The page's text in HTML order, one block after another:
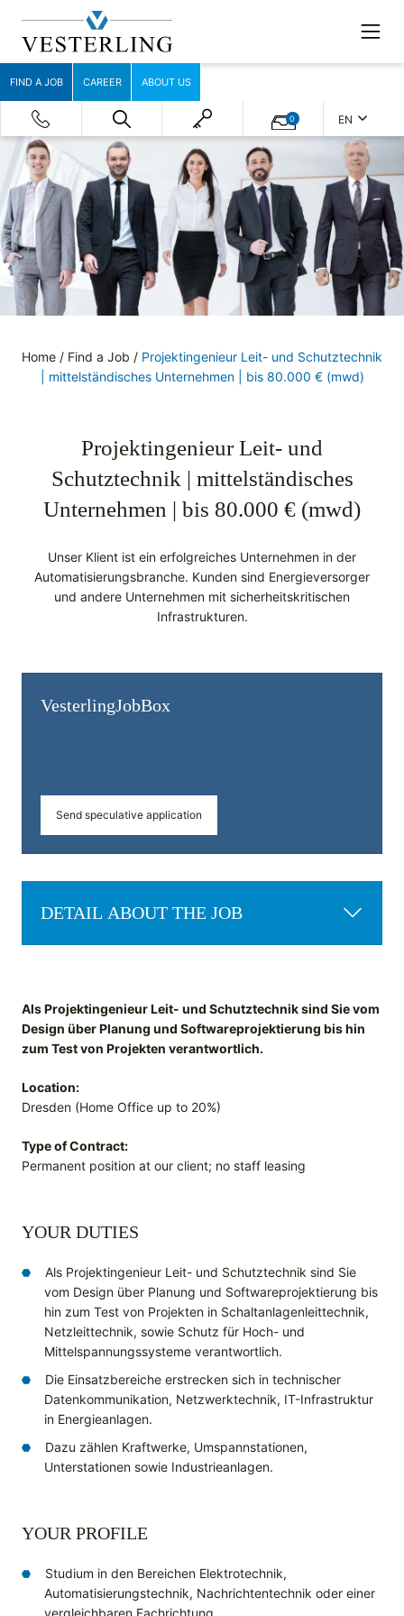
FIND A JOB CAREER ABOUT US
0 EN
Home / Find a Job / Projektingenieur Leit- und Schutztechnik
| mittelständisches Unternehmen | bis 80.000 € (mwd)
Projektingenieur Leit- und
Schutztechnik | mittelständisches
Unternehmen | bis 80.000 € (mwd)
Unser Klient ist ein erfolgreiches Unternehmen in der
Automatisierungsbranche. Kunden sind Energieversorger
und andere Unternehmen mit sicherheitskritischen
Infrastrukturen.
Vesterling­JobBox
Send speculative application
DETAIL ABOUT THE JOB
Als Projektingenieur Leit- und Schutztechnik sind Sie vom
Design über Planung und Softwareprojektierung bis hin
zum Test von Projekten verantwortlich.
Location:
Dresden (Home Office up to 20%)
Type of Contract:
Permanent position at our client; no staff leasing
YOUR DUTIES
Als Projektingenieur Leit- und Schutztechnik sind Sie
vom Design über Planung und Softwareprojektierung bis
hin zum Test von Projekten in Schaltanlagenleittechnik,
Netzleittechnik, sowie Schutz für Hoch- und
Mittelspannungssysteme verantwortlich.
Die Einsatzbereiche erstrecken sich in technischer
Datenkommunikation, Netzwerktechnik, IT-Infrastruktur
in Energieanlagen.
Dazu zählen Kraftwerke, Umspannstationen,
Unterstationen sowie Industrieanlagen.
YOUR PROFILE
Studium in den Bereichen Elektrotechnik,
Automatisierungstechnik, Nachrichtentechnik oder einer